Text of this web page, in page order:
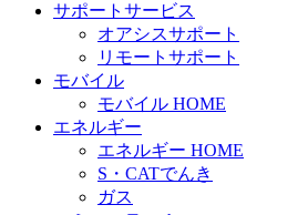
サポートサービス
オアシスサポート
リモートサポート
モバイル
モバイル HOME
エネルギー
エネルギー HOME
S・CATでんき
ガス